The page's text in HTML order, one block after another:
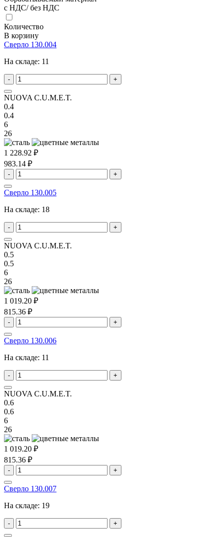
с НДС/ без НДС
Количество
В корзину
Сверло 130.004
На складе: 11
- +
NUOVA C.U.M.E.T.
0.4
0.4
6
26
1 228.92 ₽
983.14 ₽
- +
Сверло 130.005
На складе: 18
- +
NUOVA C.U.M.E.T.
0.5
0.5
6
26
1 019.20 ₽
815.36 ₽
- +
Сверло 130.006
На складе: 11
- +
NUOVA C.U.M.E.T.
0.6
0.6
6
26
1 019.20 ₽
815.36 ₽
- +
Сверло 130.007
На складе: 19
- +